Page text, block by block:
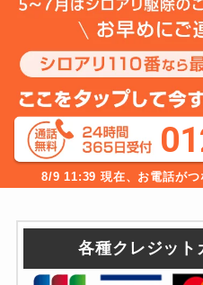
8/9 11:39 現在、お電話が
各種クレジット